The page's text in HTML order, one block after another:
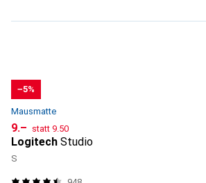
−5%
Mausmatte
CHF
9.– statt CHF
9.50
Logitech Studio
S